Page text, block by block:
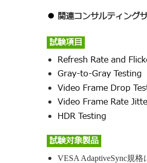
● 関連コンサルティング
試験項目
Refresh Rate and
Gray-to-Gray Testing
Video Frame Drop
Video Frame Rate
HDR Testing
試験対象製品
VESA AdaptiveSync規格